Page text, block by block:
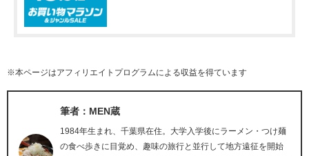
※本ページはアフィリエイトプログラムによる収益を得ています
筆者：MEN蔵
1984年生まれ、千葉県在住。大学入学後にラーメン・つけ麺
の食べ歩きに目覚め、趣味の旅行と並行して地方遠征を開始